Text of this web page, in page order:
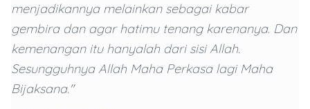
menjadikannya melainkan sebagai kabar
gembira dan agar hatimu tenang karenanya. Dan
kemenangan itu hanyalah dari sisi Allah.
Sesungguhnya Allah Maha Perkasa lagi Maha
Bijaksana."